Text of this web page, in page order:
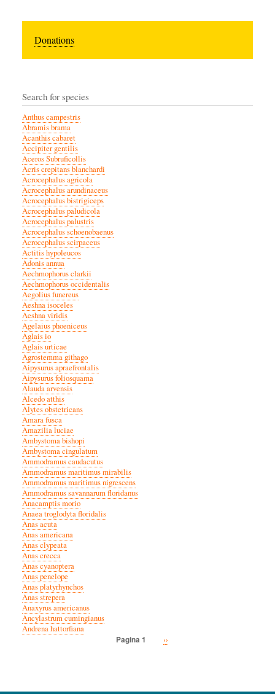
Donations
Search for species
Anthus campestris
Abramis brama
Acanthis cabaret
Accipiter gentilis
Aceros Subruficollis
Acris crepitans blanchardi
Acrocephalus agricola
Acrocephalus arundinaceus
Acrocephalus bistrigiceps
Acrocephalus paludicola
Acrocephalus palustris
Acrocephalus schoenobaenus
Acrocephalus scirpaceus
Actitis hypoleucos
Adonis annua
Aechmophorus clarkii
Aechmophorus occidentalis
Aegolius funereus
Aeshna isoceles
Aeshna viridis
Agelaius phoeniceus
Aglais io
Aglais urticae
Agrostemma githago
Aipysurus apraefrontalis
Aipysurus foliosquama
Alauda arvensis
Alcedo atthis
Alytes obstetricans
Amara fusca
Amazilia luciae
Ambystoma bishopi
Ambystoma cingulatum
Ammodramus caudacutus
Ammodramus maritimus mirabilis
Ammodramus maritimus nigrescens
Ammodramus savannarum floridanus
Anacamptis morio
Anaea troglodyta floridalis
Anas acuta
Anas americana
Anas clypeata
Anas crecca
Anas cyanoptera
Anas penelope
Anas platyrhynchos
Anas strepera
Anaxyrus americanus
Ancylastrum cumingianus
Andrena hattorfiana
Pagina 1
Volgende
››